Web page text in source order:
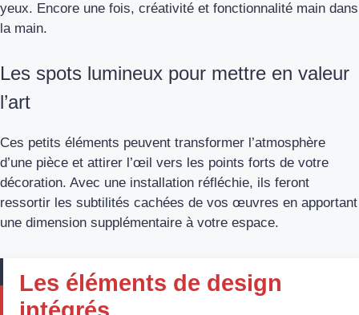
yeux. Encore une fois, créativité et fonctionnalité main dans
la main.
Les spots lumineux pour mettre en valeur
l’art
Ces petits éléments peuvent transformer l’atmosphère
d’une pièce et attirer l’œil vers les points forts de votre
décoration. Avec une installation réfléchie, ils feront
ressortir les subtilités cachées de vos œuvres en apportant
une dimension supplémentaire à votre espace.
Les éléments de design